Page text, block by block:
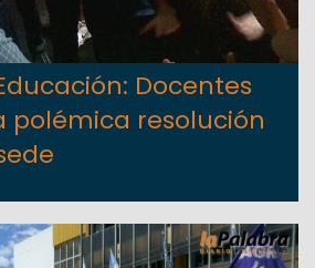
Docentes
polémica resolución